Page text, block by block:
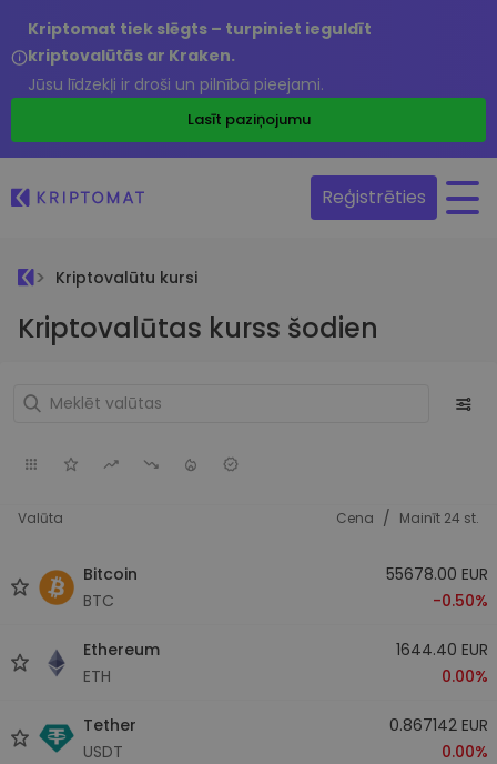
Kriptomat tiek slēgts – turpiniet ieguldīt
kriptovalūtās ar Kraken.
Jūsu līdzekļi ir droši un pilnībā pieejami.
Lasīt paziņojumu
Reģistrēties
Kriptovalūtu kursi
Kriptovalūtas kurss šodien
Valūta Cena / Mainīt 24 st.
Bitcoin
BTC
55678.00 EUR
-0.50%
Ethereum
ETH
1644.40 EUR
0.00%
Tether
USDT
0.867142 EUR
0.00%